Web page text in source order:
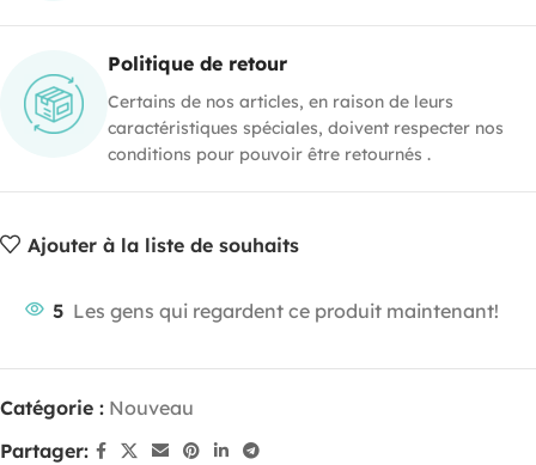
Politique de retour
Certains de nos articles, en raison de leurs
caractéristiques spéciales, doivent respecter nos
conditions pour pouvoir être retournés .
Ajouter à la liste de souhaits
5 Les gens qui regardent ce produit maintenant!
Catégorie : Nouveau
Partager: